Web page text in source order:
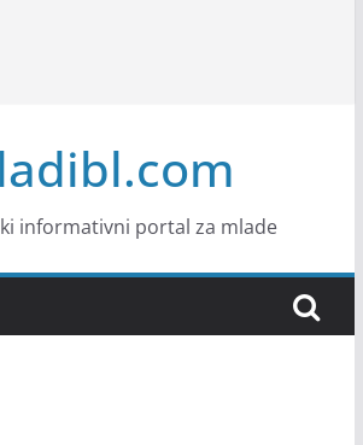
informativni portal za mlade